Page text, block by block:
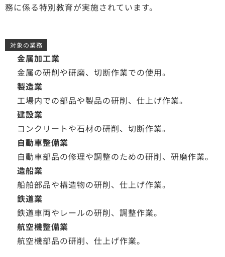
務に係る特別教育が実施されています。
対象の業務
金属加工業
金属の研削や研磨、切断作業での使用。
製造業
工場内での部品や製品の研削、仕上げ作業。
建設業
コンクリートや石材の研削、切断作業。
自動車整備業
自動車部品の修理や調整のための研削、研磨作業。
造船業
船舶部品や構造物の研削、仕上げ作業。
鉄道業
鉄道車両やレールの研削、調整作業。
航空機整備業
航空機部品の研削、仕上げ作業。